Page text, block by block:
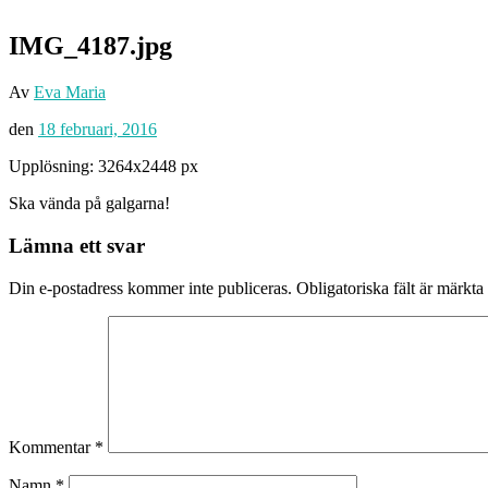
IMG_4187.jpg
Av Eva Maria
den 18 februari, 2016
Upplösning: 3264x2448 px
Ska vända på galgarna!
Lämna ett svar
Din e-postadress kommer inte publiceras. Obligatoriska fält är märkta
Kommentar *